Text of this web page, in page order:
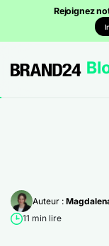
Rejoignez
Auteur :
11 min lire